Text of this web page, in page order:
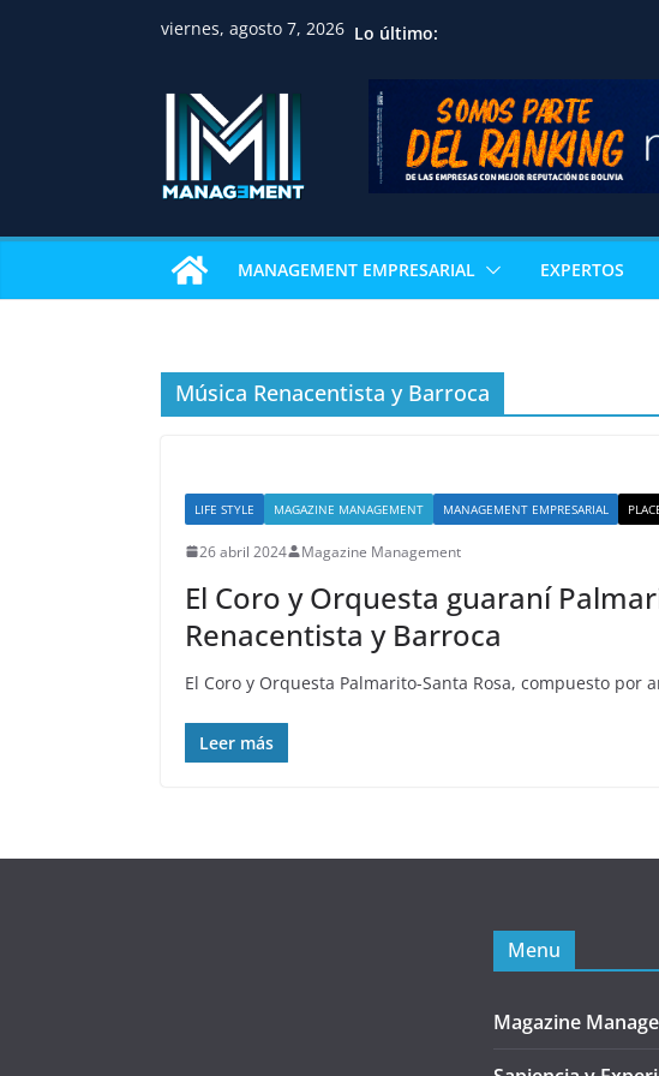
viernes, agosto 7, 2026 Lo último:
MANAGEMENT EMPRESARIAL EXPERTOS
Música Renacentista y Barroca
LIFE STYLE MAGAZINE MANAGEMENT MANAGEMENT EMPRESARIAL
26 abril 2024 Magazine Management
El Coro y Orquesta guaraní
Renacentista y Barroca
El Coro y Orquesta Palmarito-Santa Rosa, compuesto por
Leer más
Menu
Magazine